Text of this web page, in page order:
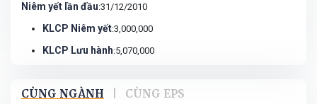
Niêm yết lần đầu:31/12/2010
KLCP Niêm yết:3,000,000
KLCP Lưu hành:5,070,000
CÙNG NGÀNH CÙNG EPS